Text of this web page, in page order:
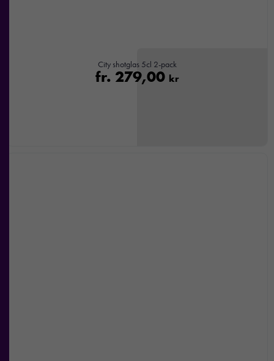
City shotglas 5cl 2-pack
fr. 279,00 kr